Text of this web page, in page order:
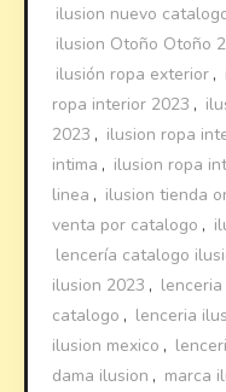
ilusion nuevo
ilusion Otoño Otoño
ilusión ropa exterior ,
ropa interior 2023 ,
2023 , ilusion ropa
intima , ilusion ropa
linea , ilusion tienda
venta por catalogo ,
lencería catalogo
ilusion 2023 ,
catalogo , lenceria
ilusion mexico ,
dama ilusion , marca